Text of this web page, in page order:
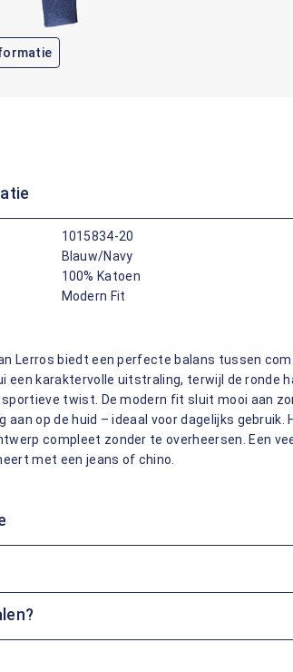
1015834-20
Blauw/Navy
100% Katoen
Modern Fit
Lerros biedt een perfecte balans tussen
een karaktervolle uitstraling, terwijl de ronde
sportieve twist. De modern fit sluit mooi aan
aan op de huid – ideaal voor dagelijks gebruik.
compleet zonder te overheersen. Een
met een jeans of chino.